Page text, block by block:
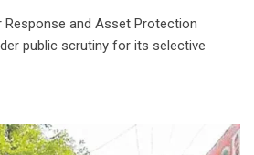
Response and Asset Protection
public scrutiny for its selective